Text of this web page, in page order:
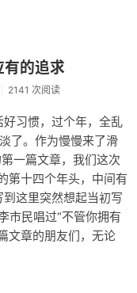
的追求
2141 次阅读
习惯，过个年，全乱
了。作为慢慢来了滑
一篇文章，我们这次
第十四个年头，中间有
这里突然想起当初写
市民唱过“不管你拥有
文章的朋友们，无论